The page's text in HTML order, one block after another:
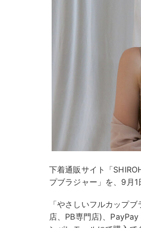
下着通販サイト「
プブラジャー」を、9月1
「やさしいフルカップ
店、PB専門店)、